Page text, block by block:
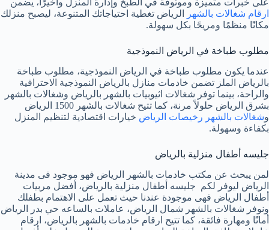
على خبرات متميزة وموثوقة في الطبخ وإدارة المنزل وأخيرًا، يضمن
ارقام شغالات بالشهر
الرياض تغطية احتياجاتك المتنوعة، ليصبح منزلك
مكانًا منظمًا ومريحًا بكل سهولة.
مطلوب طباخة في الرياض النموذجية
عندما يكون مطلوب طباخة في الرياض النموذجية، مطلوب طباخة
بالرياض الملز تضمن خادمات منازل بالرياض النموذجية الاحترافية
والراحة، بينما توفر شغالات اثيوبيات بالشهر بالرياض وشغالات بالشهر
بشرق الرياض حلولاً مرنة، كما تتيح شغالات بالشهر 1500 الرياض
وشغالات بالشهر رخيصات الرياض خيارات اقتصادية لتنظيم المنزل
بكفاءة وسهولة.
جليسه أطفال منزلية بالرياض
لمن يبحث عن مكتب خادمات بالشهر الرياض فهو موجود فى مدينة
الرياض ليوفر لكم جليسه أطفال منزلية بالرياض، أفضل مربيات
أطفال الرياض فهى موجودة عندنا حيث تعمل على الاهتمام بطفلك
ونوفر شغالات بالشهر شمال الرياض، عاملات بالساعه حي بدر الرياض
أمانًا ومهارة فائقة، كما تتيح ارقام خادمات بالشهر بالرياض، ارقام